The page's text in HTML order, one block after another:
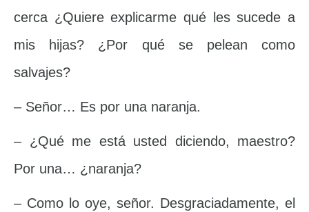
cerca ¿Quiere explicarme qué les sucede a
mis hijas? ¿Por qué se pelean como
salvajes?
– Señor… Es por una naranja.
– ¿Qué me está usted diciendo, maestro?
Por una… ¿naranja?
– Como lo oye, señor. Desgraciadamente, el